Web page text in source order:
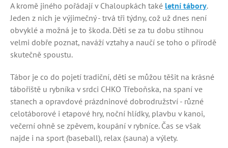
A kromě jiného pořádají v Chaloupkách také letní tábory.
Jeden z nich je výjimečný - trvá tři týdny, což už dnes není
obvyklé a možná je to škoda. Děti se za tu dobu stihnou
velmi dobře poznat, naváží vztahy a naučí se toho o přírodě
skutečně spoustu.
Tábor je co do pojetí tradiční, děti se můžou těšit na krásné
tábořiště u rybníka v srdci CHKO Třeboňska, na spaní ve
stanech a opravdové prázdninové dobrodružství - různé
celotáborové i etapové hry, noční hlídky, plavbu v kanoi,
večerní ohně se zpěvem, koupání v rybníce. Čas se však
najde i na sport (baseball), relax (sauna) a výlety.